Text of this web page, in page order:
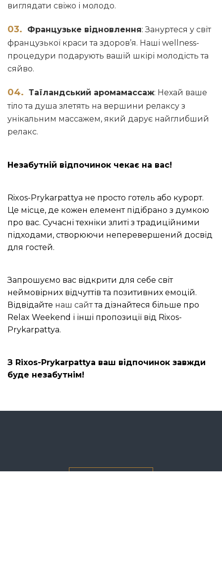
виглядати свіжо і молодо.
Французьке відновлення: Зануртеся у світ
французької краси та здоров’я. Наші wellness-
процедури подарують вашій шкірі молодість та
сяйво.
Таїландський аромамассаж: Нехай ваше
тіло та душа злетять на вершини релаксу з
унікальним массажем, який дарує найглибший
релакс.
Незабутній відпочинок чекає на вас!
Rixos-Prykarpattya не просто готель або курорт.
Це місце, де кожен елемент підібрано з думкою
про вас. Сучасні техніки злиті з традиційними
підходами, створюючи неперевершений досвід
для гостей.
Запрошуємо вас відкрити для себе світ
неймовірних відчуттів та позитивних емоцій.
Відвідайте наш сайтта дізнайтеся більше про
Relax Weekend і інші пропозиції від Rixos-
Prykarpattya.
З Rixos-Prykarpattya ваш відпочинок завжди
буде незабутнім!